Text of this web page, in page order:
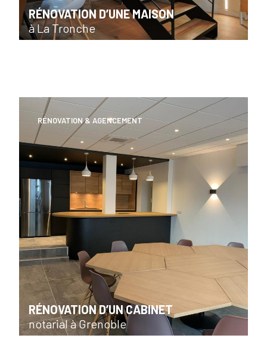
RÉNOVATION D’UNE MAISON
à La Tronche
RÉNOVATION & AGENCEMENT
RÉNOVATION D’UN CABINET
notarial à Grenoble